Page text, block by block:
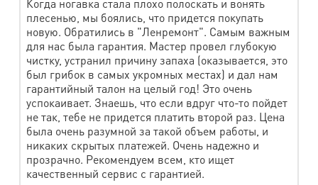
Сумки мягк. формы (текстиль)
Наименование работ
Стоимость
Сумка (малая) 30х30 см
450 руб.
Сумка (средняя) 50х50 см
760 руб.
Сумка (большая) более 50 см
990 руб.
Индивидуальная стирка
Когда ногавка стала плохо полоскать и вонять
плесенью, мы боялись, что придется покупать
новую. Обратились в "Ленремонт". Самым важным
для нас была гарантия. Мастер провел глубокую
чистку, устранил причину запаха (оказывается, это
был грибок в самых укромных местах) и дал нам
гарантийный талон на целый год! Это очень
успокаивает. Знаешь, что если вдруг что-то пойдет
не так, тебе не придется платить второй раз. Цена
была очень разумной за такой объем работы, и
никаких скрытых платежей. Очень надежно и
прозрачно. Рекомендуем всем, кто ищет
качественный сервис с гарантией.